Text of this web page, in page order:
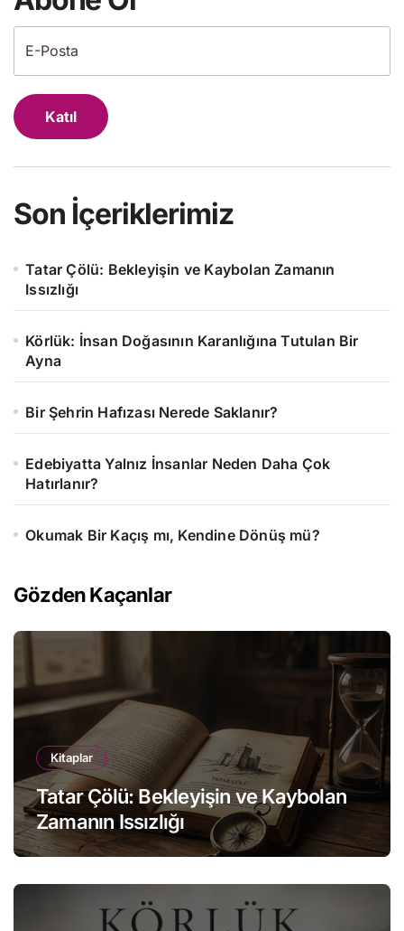
Katıl
Son İçeriklerimiz
Tatar Çölü: Bekleyişin ve Kaybolan Zamanın
Issızlığı
Körlük: İnsan Doğasının Karanlığına Tutulan Bir
Ayna
Bir Şehrin Hafızası Nerede Saklanır?
Edebiyatta Yalnız İnsanlar Neden Daha Çok
Hatırlanır?
Okumak Bir Kaçış mı, Kendine Dönüş mü?
Gözden Kaçanlar
Kitaplar
Tatar Çölü: Bekleyişin ve Kaybolan
Zamanın Issızlığı